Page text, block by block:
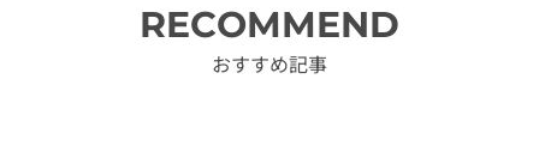
RECOMMEND
おすすめ記事